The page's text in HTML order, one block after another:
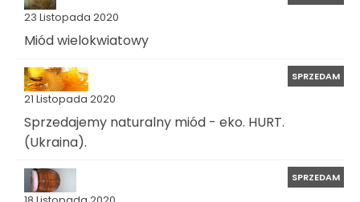
23 Listopada 2020
Miód wielokwiatowy
21 Listopada 2020
SPRZEDAM
Sprzedajemy naturalny miód - eko. HURT.
(Ukraina).
SPRZEDAM